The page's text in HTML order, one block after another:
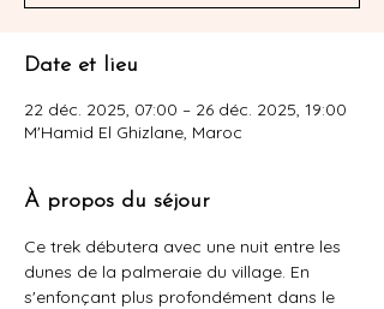
Date et lieu
22 déc. 2025, 07:00 – 26 déc. 2025, 19:00
M'Hamid El Ghizlane, Maroc
À propos du séjour
Ce trek débutera avec une nuit entre les
dunes de la palmeraie du village. En
s'enfonçant plus profondément dans le